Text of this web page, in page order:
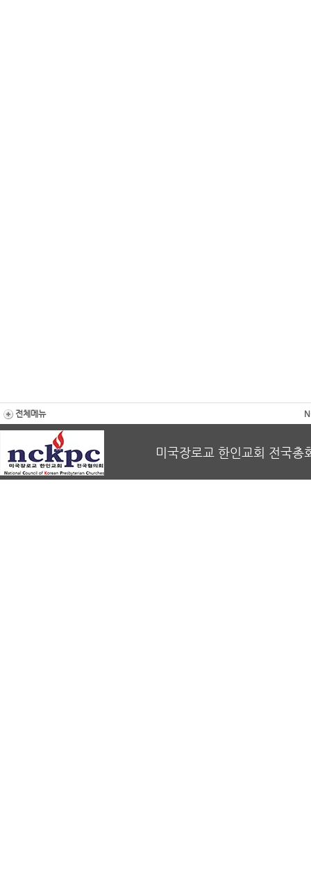
전체메뉴
미국장로교 한인교회 전국